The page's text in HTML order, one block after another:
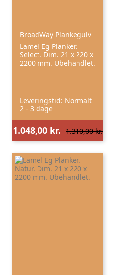
BroadWay Plankegulv
Lamel Eg Planker.
Select. Dim. 21 x 220 x
2200 mm. Ubehandlet.
Leveringstid: Normalt
2 - 3 dage
1.048,00 kr. 1.310,00 kr.